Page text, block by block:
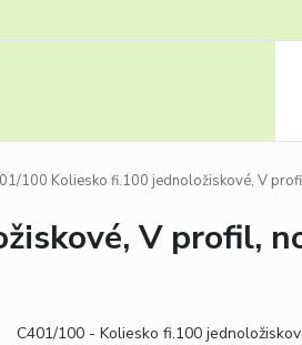
100 Koliesko fi.100 jednoložiskové, V
V profil,
C401/100 - Koliesko fi.100